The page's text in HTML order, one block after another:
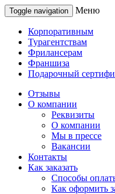
Toggle navigation Меню
Корпоративным
Турагентствам
Фрилансерам
Франшиза
Подарочный
Отзывы
О компании
Реквизиты
О компании
Мы в прессе
Вакансии
Контакты
Как заказать
Способы
Как оформить